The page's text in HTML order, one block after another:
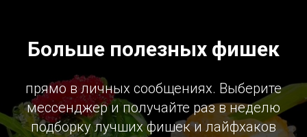
Больше полезных фишек
прямо в личных сообщениях. Выберите
мессенджер и получайте раз в неделю
подборку лучших фишек и лайфхаков